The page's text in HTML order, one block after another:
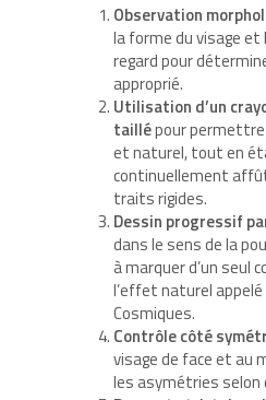
Observation
la forme du visage
regard pour
approprié.
Utilisation d’un
taillépour
et naturel, tout en
continuellement
traits rigides.
Dessin progressif
dans le sens de la
à marquer d’un seul
l’effet naturel appelé
Cosmiques.
Contrôle côté
visage de face et au
les asymétries